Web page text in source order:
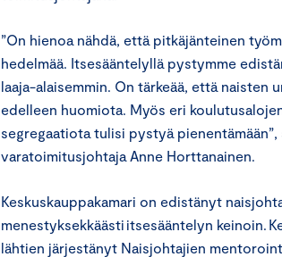
”On hienoa nähdä, että pitkäjänteinen
hedelmää. Itsesääntelyllä pystymme
laaja-alaisemmin. On tärkeää, että naisten
edelleen huomiota. Myös eri
segregaatiota tulisi pystyä pienentämään”,
varatoimitusjohtaja Anne Horttanainen.
Keskuskauppakamari on edistänyt
menestyksekkäästi itsesääntelyn keinoin.
lähtien järjestänyt Naisjohtajien